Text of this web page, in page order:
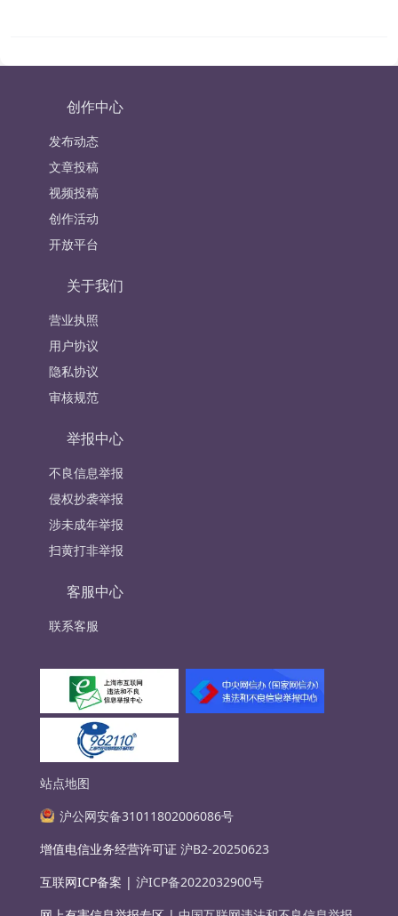
创作中心
发布动态
文章投稿
视频投稿
创作活动
开放平台
关于我们
营业执照
用户协议
隐私协议
审核规范
举报中心
不良信息举报
侵权抄袭举报
涉未成年举报
扫黄打非举报
客服中心
联系客服
站点地图
沪公网安备31011802006086号
增值电信业务经营许可证 沪B2-20250623
互联网ICP备案 | 沪ICP备2022032900号